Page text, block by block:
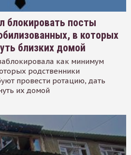
блокировать посты
в которых
близких домой
как минимум
родственники
провести ротацию, дать
их домой